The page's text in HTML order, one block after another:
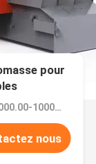
pour
Prix：US $5000.00-10000.00
nous